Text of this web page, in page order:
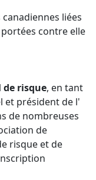
liées
contre elle
risque, en tant
et président de l'
de nombreuses
de
risque et de